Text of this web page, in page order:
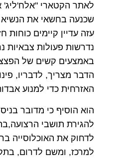
לאתר הקטארי "אלח'ליג'
שכנעה בחשאי את הנשיא
עזה עדיין קיימים
נדרשות פעולות צבאיות
באמצעים קשים של
הדבר מצריך, לדבריו,
האזרחית כדי למנוע
הוא הוסיף כי מדובר
להגירת תושבי
לדחוק את האוכלוסייה
למרכז, ומשם לדרום,